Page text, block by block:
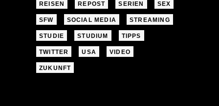
REISEN REPOST SERIEN SEX
SFW SOCIAL MEDIA STREAMING
STUDIE STUDIUM TIPPS
TWITTER USA VIDEO
ZUKUNFT